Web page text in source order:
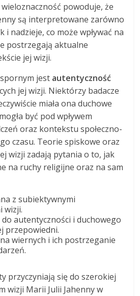
powoduje, że
są interpretowane zarówno
i nadzieje, co może wpływać na
postrzegają aktualne
jej wizji.
jest autentyczność
jej wizji. Niektórzy badacze
miała ona duchowe
być pod wpływem
oraz kontekstu społeczno-
czasu. Teorie spiskowe oraz
wizji zadają pytania o to, jak
na ruchy religijne oraz na sam
z subiektywnymi
wizji.
autentyczności i duchowego
przepowiedni.
wiernych i ich postrzeganie
przyczyniają się do szerokiej
wizji Marii Julii Jahenny w